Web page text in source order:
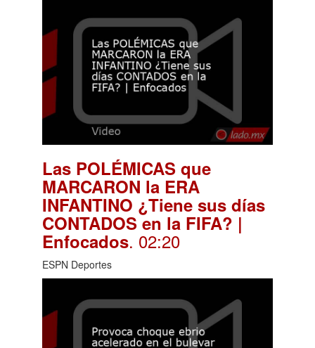
Las POLÉMICAS que
MARCARON la ERA
INFANTINO ¿Tiene sus días
CONTADOS en la FIFA? |
Enfocados. 02:20
ESPN Deportes